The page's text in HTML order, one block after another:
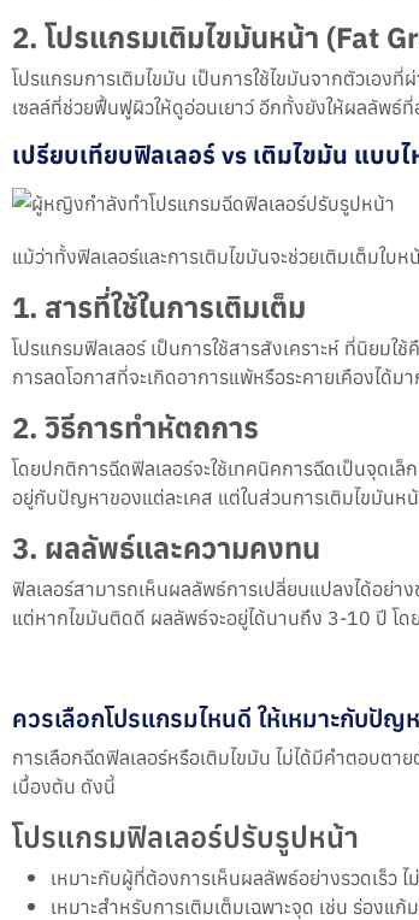
2. โปรแกรมเติมไขมันหน้า (Fat
โปรแกรมการเติมไขมัน เป็นการใช้ไขมันจากตัวเอ
เซลล์ที่ช่วยฟื้นฟูผิวให้ดูอ่อนเยาว์ อีกทั้งยังให้ผลลัพธ์
เปรียบเทียบฟิลเลอร์ vs เติมไขมัน แบบ
แม้ว่าทั้งฟิลเลอร์และการเติมไขมันจะช่วยเติมเต็ม
1. สารที่ใช้ในการเติมเต็ม
โปรแกรมฟิลเลอร์ เป็นการใช้สารสังเคราะห์ ที่นิยมใ
การลดโอกาสที่จะเกิดอาการแพ้หรือระคายเคืองได้ม
2. วิธีการทำหัตถการ
โดยปกติการฉีดฟิลเลอร์จะใช้เทคนิคการฉีดเป็นจุดเ
อยู่กับปัญหาของแต่ละเคส แต่ในส่วนการเติมไขมันห
3. ผลลัพธ์และความคงทน
ฟิลเลอร์สามารถเห็นผลลัพธ์การเปลี่ยนแปลงได้อย่
แต่หากไขมันติดดี ผลลัพธ์จะอยู่ได้นานถึง 3-10 ปี โด
ควรเลือกโปรแกรมไหนดี ให้เหมาะกับปัญ
การเลือกฉีดฟิลเลอร์หรือเติมไขมัน ไม่ได้มีคำตอบต
เบื้องต้น ดังนี้
โปรแกรมฟิลเลอร์ปรับรูปหน้า
เหมาะกับผู้ที่ต้องการเห็นผลลัพธ์อย่างรวดเร็ว
เหมาะสำหรับการเติมเต็มเฉพาะจุด เช่น ร่องแ